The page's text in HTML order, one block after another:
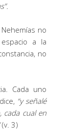
no
a la
no
Cada uno
“y señalé
cada cual en
(v. 3)